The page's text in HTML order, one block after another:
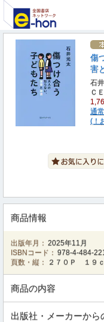
傷
害
石
Ｃ
通
(！
商品情報
出版年月： 2025年11月
ISBNコード： 978-4-484-
頁数・縦：
２７０Ｐ １９
商品の内容
出版社・メーカーから